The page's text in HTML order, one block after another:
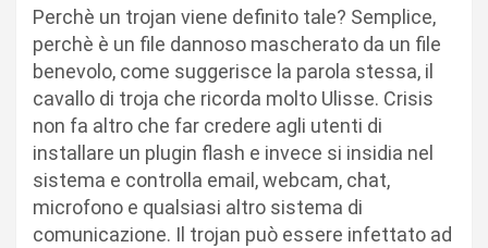
Perchè un trojan viene definito tale? Semplice,
perchè è un file dannoso mascherato da un file
benevolo, come suggerisce la parola stessa, il
cavallo di troja che ricorda molto Ulisse. Crisis
non fa altro che far credere agli utenti di
installare un plugin flash e invece si insidia nel
sistema e controlla email, webcam, chat,
microfono e qualsiasi altro sistema di
comunicazione. Il trojan può essere infettato ad